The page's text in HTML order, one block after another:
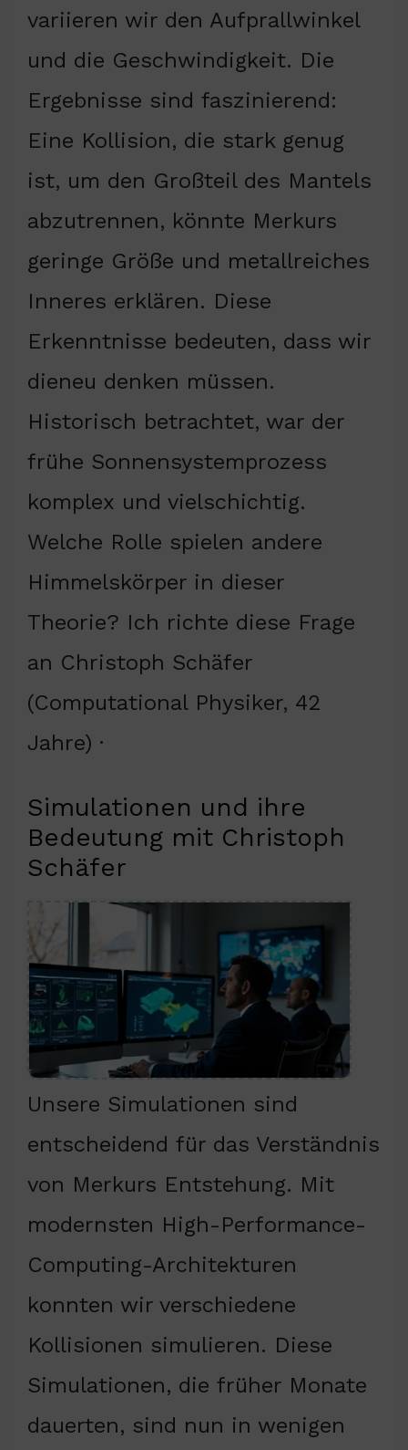
variieren wir den Aufprallwinkel
und die Geschwindigkeit. Die
Ergebnisse sind faszinierend:
Eine Kollision, die stark genug
ist, um den Großteil des Mantels
abzutrennen, könnte Merkurs
geringe Größe und metallreiches
Inneres erklären. Diese
Erkenntnisse bedeuten, dass wir
dieneu denken müssen.
Historisch betrachtet, war der
frühe Sonnensystemprozess
komplex und vielschichtig.
Welche Rolle spielen andere
Himmelskörper in dieser
Theorie? Ich richte diese Frage
an Christoph Schäfer
(Computational Physiker, 42
Jahre) ·
Simulationen und ihre
Bedeutung mit Christoph
Schäfer
Unsere Simulationen sind
entscheidend für das Verständnis
von Merkurs Entstehung. Mit
modernsten High-Performance-
Computing-Architekturen
konnten wir verschiedene
Kollisionen simulieren. Diese
Simulationen, die früher Monate
dauerten, sind nun in wenigen